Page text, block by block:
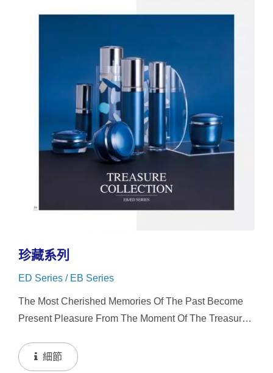
珍藏系列
ED Series / EB Series
The Most Cherished Memories Of The Past Become
Present Pleasure From The Moment Of The Treasure
細節